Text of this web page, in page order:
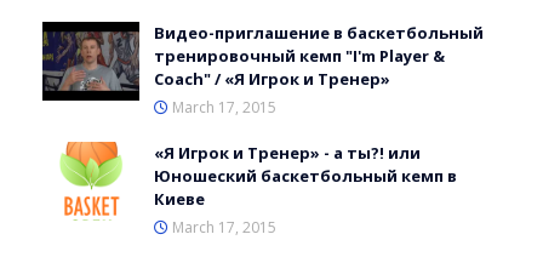
Видео-приглашение в баскетбольный
тренировочный кемп "I'm Player &
Coach" / «Я Игрок и Тренер»
March 17, 2015
«Я Игрок и Тренер» - а ты?! или
Юношеский баскетбольный кемп в
Киеве
March 17, 2015